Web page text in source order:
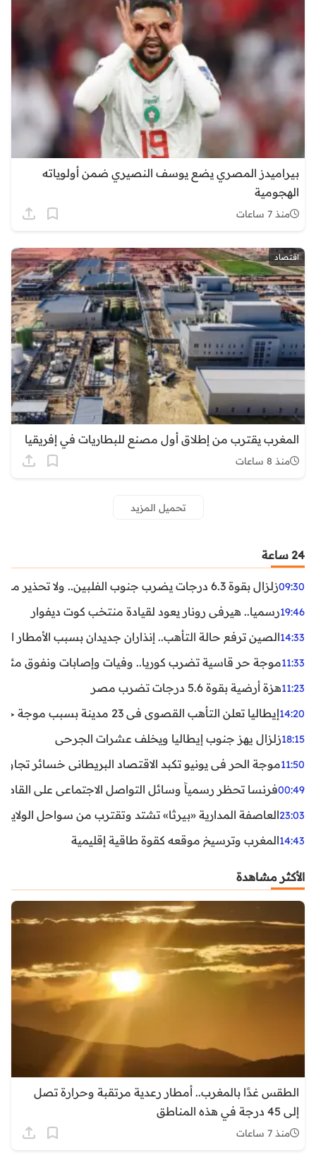
بيراميدز المصري يضع يوسف النصيري ضمن أولوياته
الهجومية
منذ 7 ساعات
اقتصاد
المغرب يقترب من إطلاق أول مصنع للبطاريات في إفريقيا
منذ 8 ساعات
تحميل المزيد
24 ساعة
09:30زلزال بقوة 6.3 درجات يضرب جنوب الفلبين.. ولا تحذير من تسونامي حتى الآن
19:46رسميا.. هيرفي رونار يعود لقيادة منتخب كوت ديفوار
14:33الصين ترفع حالة التأهب.. إنذاران جديدان بسبب الأمطار
11:33موجة حر قاسية تضرب كوريا.. وفيات وإصابات ونفوق مئات
11:23هزة أرضية بقوة 5.6 درجات تضرب مصر
14:20إيطاليا تعلن التأهب القصوى في 23 مدينة بسبب موجة حر شديدة
18:15زلزال يهز جنوب إيطاليا ويخلف عشرات الجرحى
11:50موجة الحر في يونيو تكبد الاقتصاد البريطاني خسائر تجاوزت 1.5 مليار
00:49فرنسا تحظر رسمياً وسائل التواصل الاجتماعي على القاصرين
23:03العاصفة المدارية «بيرثا» تشتد وتقترب من سواحل
14:43المغرب وترسيخ موقعه كقوة طاقية إقليمية
الأكثر مشاهدة
الطقس غدًا بالمغرب.. أمطار رعدية مرتقبة وحرارة تصل
إلى 45 درجة في هذه المناطق
منذ 7 ساعات